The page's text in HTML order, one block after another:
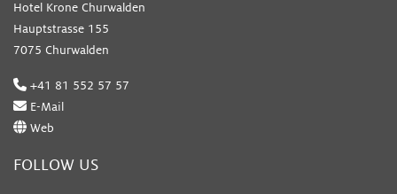
Hotel Krone Churwalden
Hauptstrasse 155
7075 Churwalden
+41 81 552 57 57
E-Mail
Web
FOLLOW US